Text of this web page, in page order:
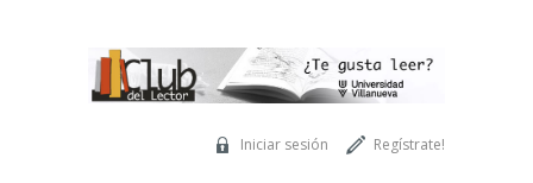
Regístrate!
Iniciar sesión